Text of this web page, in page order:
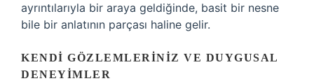
ayrıntılarıyla bir araya geldiğinde, basit bir nesne
bile bir anlatının parçası haline gelir.
KENDI GÖZLEMLERINIZ VE DUYGUSAL
DENEYIMLER